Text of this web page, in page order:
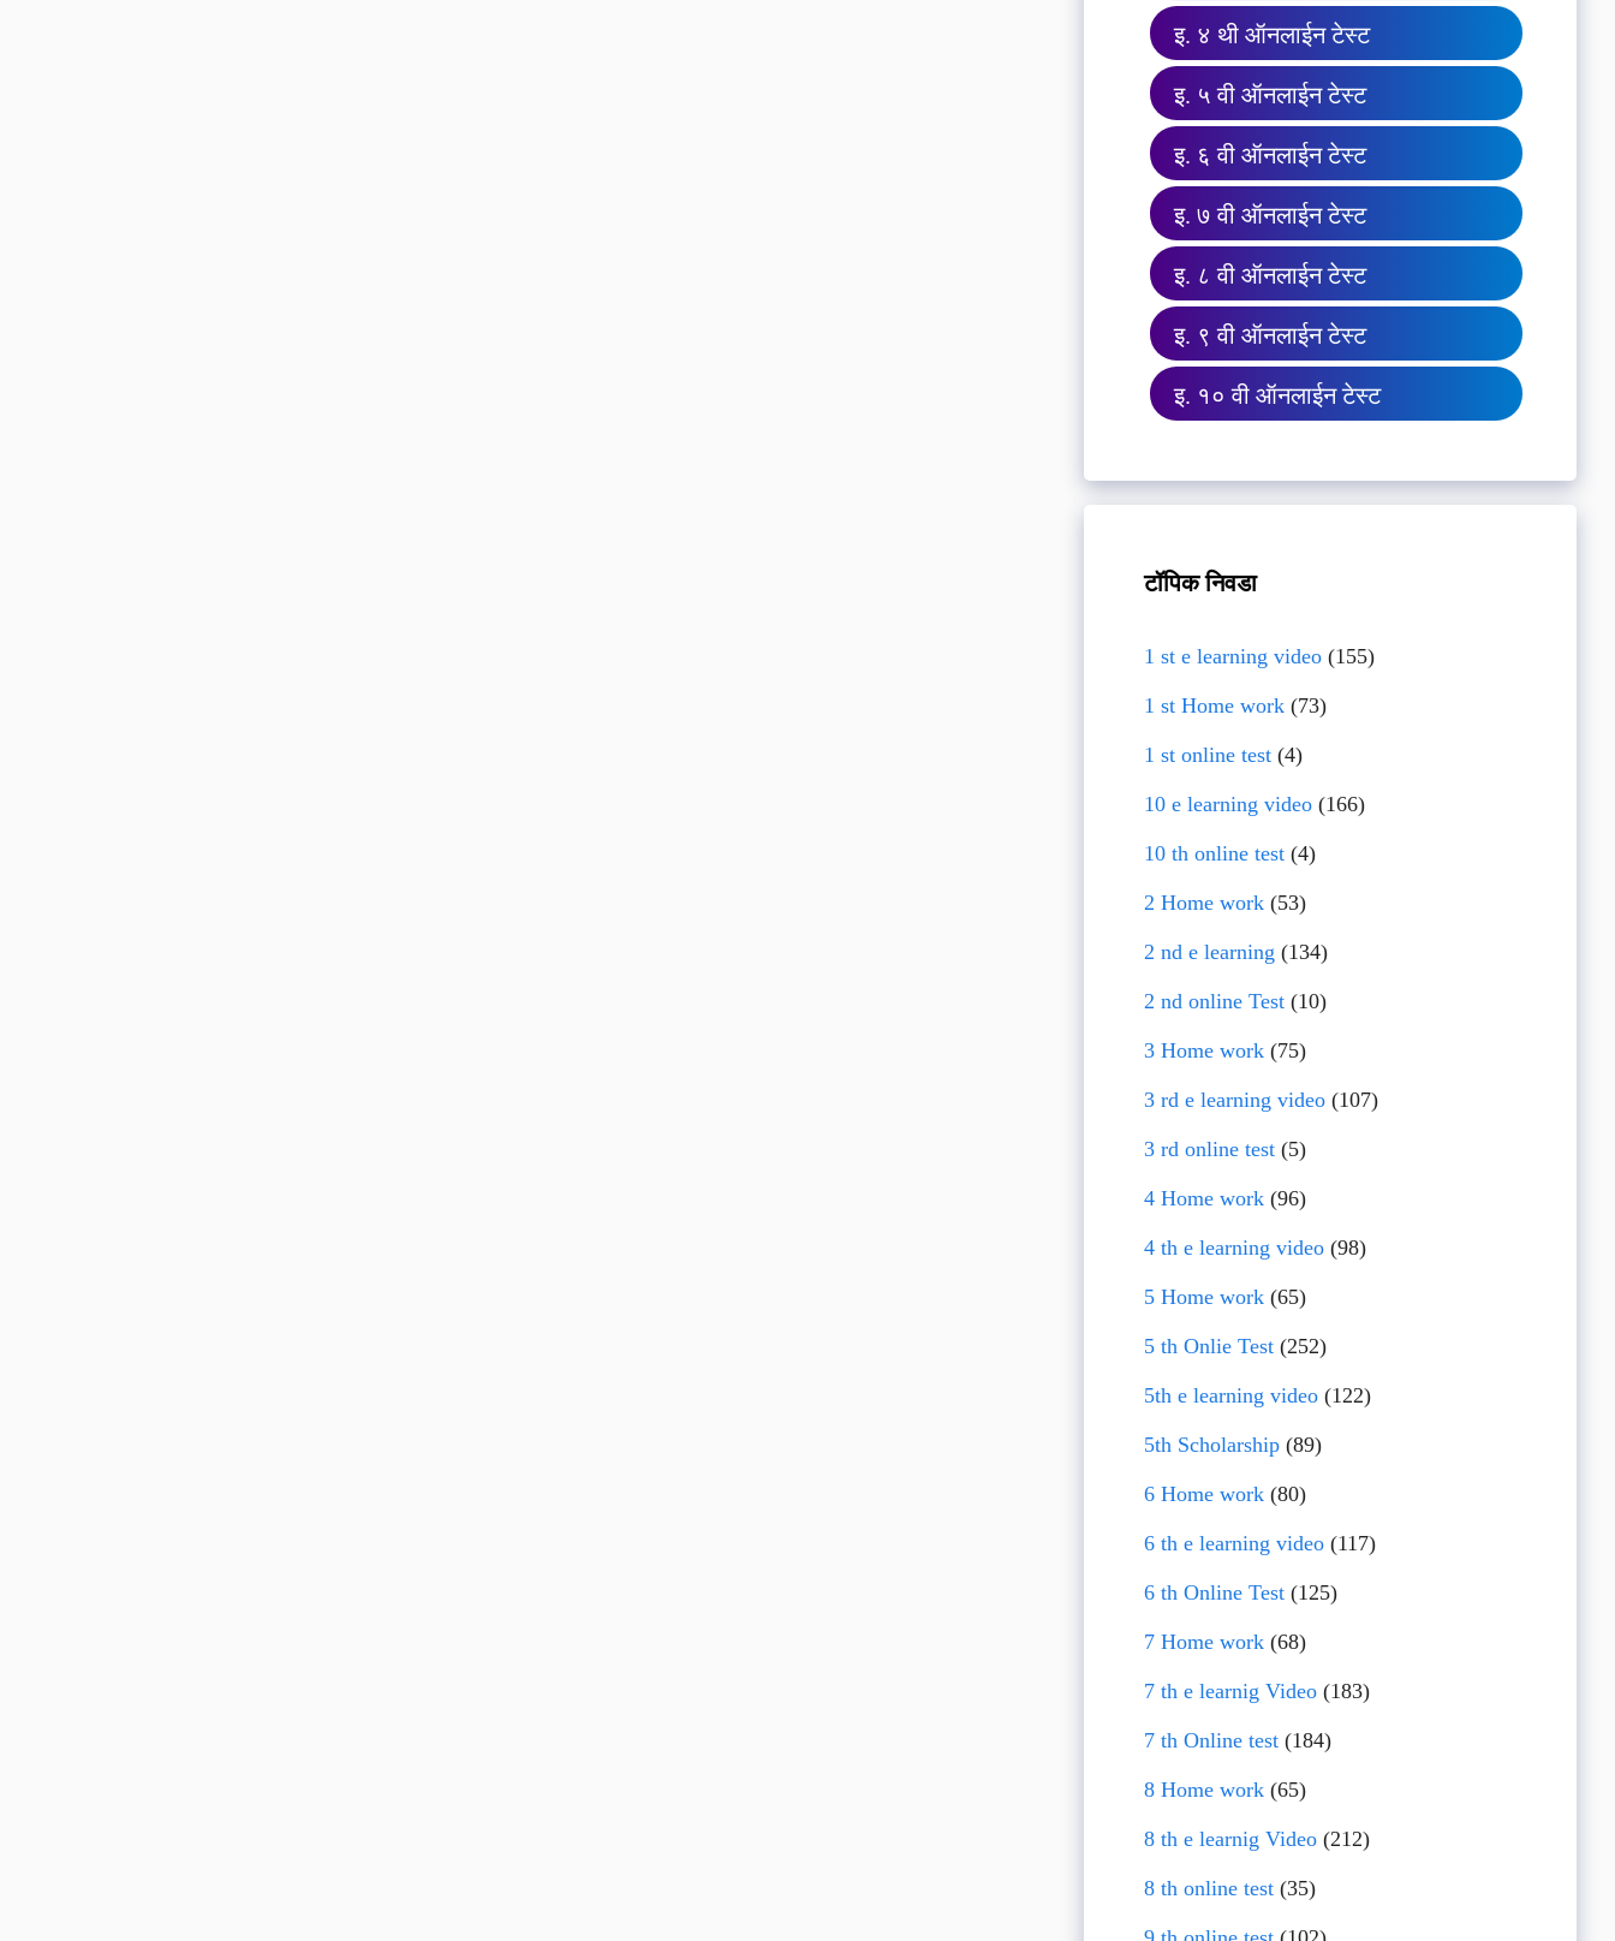
इ. ४ थी ऑनलाईन टेस्ट
इ. ५ वी ऑनलाईन टेस्ट
इ. ६ वी ऑनलाईन टेस्ट
इ. ७ वी ऑनलाईन टेस्ट
इ. ८ वी ऑनलाईन टेस्ट
इ. ९ वी ऑनलाईन टेस्ट
इ. १० वी ऑनलाईन टेस्ट
टॉपिक निवडा
1 st e learning video(155)
1 st Home work(73)
1 st online test(4)
10 e learning video(166)
10 th online test(4)
2 Home work(53)
2 nd e learning (134)
2 nd online Test(10)
3 Home work(75)
3 rd e learning video(107)
3 rd online test(5)
4 Home work(96)
4 th e learning video(98)
5 Home work(65)
5 th Onlie Test(252)
5th e learning video(122)
5th Scholarship(89)
6 Home work(80)
6 th e learning video(117)
6 th Online Test(125)
7 Home work(68)
7 th e learnig Video(183)
7 th Online test(184)
8 Home work(65)
8 th e learnig Video(212)
8 th online test(35)